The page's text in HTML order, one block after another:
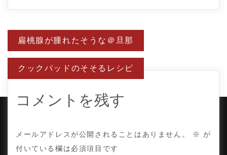
投
稿
ナ
ビ
ゲ
ー
ョ
ン
扁桃腺が腫れたそうな＠旦那
クックパッドのそそるレシピ
コメントを残す
メールアドレスが公開されることはありません。 ※
が
付いている欄は必須項目です